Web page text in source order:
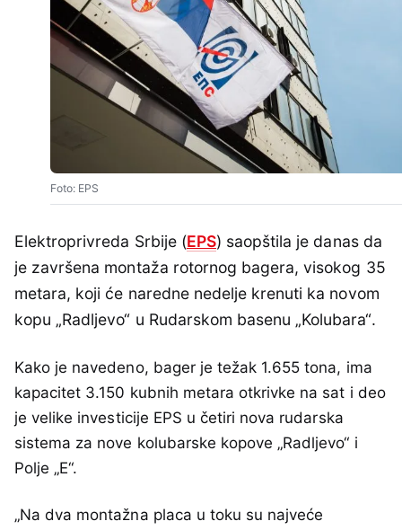
Foto: EPS
Elektroprivreda Srbije (EPS) saopštila je danas da
je završena montaža rotornog bagera, visokog 35
metara, koji će naredne nedelje krenuti ka novom
kopu „Radljevo“ u Rudarskom basenu „Kolubara“.
Kako je navedeno, bager je težak 1.655 tona, ima
kapacitet 3.150 kubnih metara otkrivke na sat i deo
je velike investicije EPS u četiri nova rudarska
sistema za nove kolubarske kopove „Radljevo“ i
Polje „E“.
„Na dva montažna placa u toku su najveće